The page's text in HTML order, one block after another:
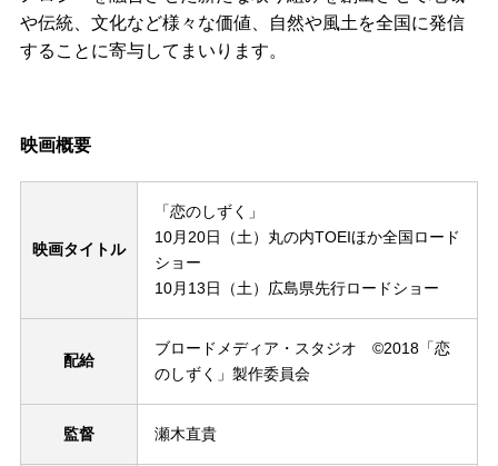
や伝統、文化など様々な価値、自然や風土を全国に発信
することに寄与してまいります。
映画概要
映画タイトル
「恋のしずく」
10月20日（土）丸の内TOEIほか全国ロード
ショー
10月13日（土）広島県先行ロードショー
配給
ブロードメディア・スタジオ ©2018「恋
のしずく」製作委員会
監督 瀬木直貴